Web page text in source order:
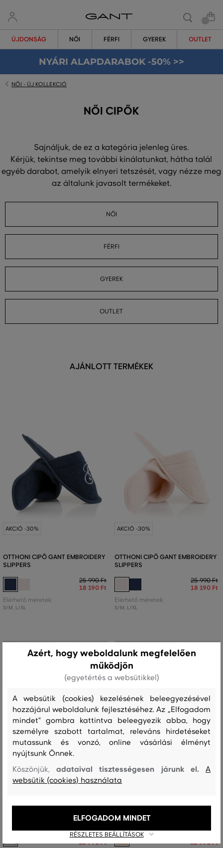
ÚJDONSÁG NŐI FÉRFI GYEREK OUTLET
NYÁRI ALAPDARABOK -50% >>
NŐI - ÚJ KOLLEKCIÓ
NŐI CIPŐK
Sajnáljuk, de ez a kategória jelenleg üres.
Kérjük, tekintse meg további kínálatunkat, hátha talál
egyéb darabot, amelyik elnyeri tetszését, vagy nézze meg
az általunk javasolt termékeket.
NŐI
FÉRFI
GYEREK
OUTLET
AJÁNLOTT TERMÉKEK
AKCIÓ -30%
OTTHONI CIPŐ GANT EMBROIDERY
SLIPPERS
25 990 Ft
18 190 Ft
Elérhető méretek:
S/M, L/XL
AKCIÓ -30%
OTTHONI CIPŐ GANT EMBROIDERY
SLIPPERS
25 990 Ft
18 190 Ft
Elérhető méretek:
S/M, L/XL
AKCIÓ -50%
25 990 Ft
12 990 Ft
AKCIÓ -50%
SLIPPERS S/M
12 990 Ft
Azért, hogy weboldalunk megfelelően
működjön
(egyetértés a websütikkel)
A websütik (cookies) kezelésének beleegyezésével
hozzájárul weboldalunk fejlesztéséhez. Az „Elfogadom
mindet" gombra kattintva beleegyezik abba, hogy
személyre szabott tartalmat, releváns hirdetéseket
mutassunk és vonzó, online vásárlási élményt
nyújtsunk Önnek.
Köszönjük,adataival tisztességesen járunk el.A
websütik (cookies) használata
RÉSZLETES BEÁLLÍTÁSOK
ELFOGADOM MINDET